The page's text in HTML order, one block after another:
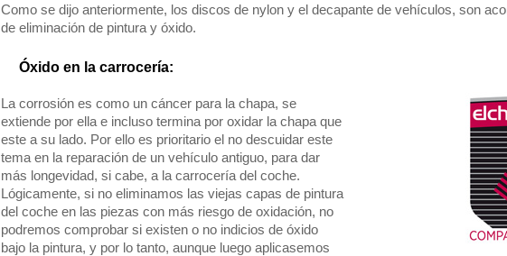
Como se dijo anteriormente, los discos de nylon y el decapante de vehículos, son
de eliminación de pintura y óxido.
Óxido en la carrocería:
La corrosión es como un cáncer para la chapa, se
extiende por ella e incluso termina por oxidar la chapa que
este a su lado. Por ello es prioritario el no descuidar este
tema en la reparación de un vehículo antiguo, para dar
más longevidad, si cabe, a la carrocería del coche.
Lógicamente, si no eliminamos las viejas capas de pintura
del coche en las piezas con más riesgo de oxidación, no
podremos comprobar si existen o no indicios de óxido
bajo la pintura, y por lo tanto, aunque luego aplicasemos